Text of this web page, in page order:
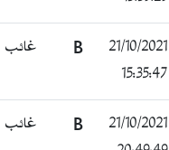
21/10/2021
15:35:47
B غائب
21/10/2021
B غائب